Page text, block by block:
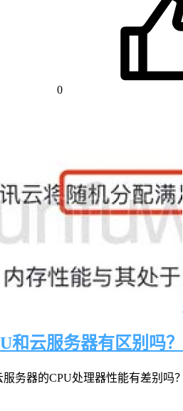
0
和云服务器有区别吗？
务器的CPU处理器性能有差别吗